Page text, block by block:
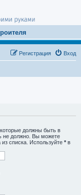
Вход
Регистрация
которые должны быть в
не должно. Вы можете
списка. Используйте * в